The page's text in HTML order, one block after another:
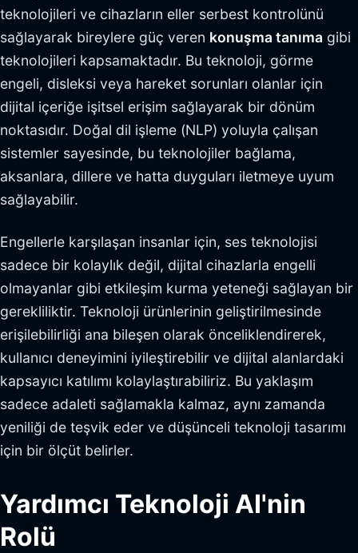
teknolojileri ve cihazların eller serbest kontrolünü
sağlayarak bireylere güç veren konuşma tanıma gibi
teknolojileri kapsamaktadır. Bu teknoloji, görme
engeli, disleksi veya hareket sorunları olanlar için
dijital içeriğe işitsel erişim sağlayarak bir dönüm
noktasıdır. Doğal dil işleme (NLP) yoluyla çalışan
sistemler sayesinde, bu teknolojiler bağlama,
aksanlara, dillere ve hatta duyguları iletmeye uyum
sağlayabilir.
Engellerle karşılaşan insanlar için, ses teknolojisi
sadece bir kolaylık değil, dijital cihazlarla engelli
olmayanlar gibi etkileşim kurma yeteneği sağlayan bir
gerekliliktir. Teknoloji ürünlerinin geliştirilmesinde
erişilebilirliği ana bileşen olarak önceliklendirerek,
kullanıcı deneyimini iyileştirebilir ve dijital alanlardaki
kapsayıcı katılımı kolaylaştırabiliriz. Bu yaklaşım
sadece adaleti sağlamakla kalmaz, aynı zamanda
yeniliği de teşvik eder ve düşünceli teknoloji tasarımı
için bir ölçüt belirler.
Yardımcı Teknoloji AI'nin
Rolü